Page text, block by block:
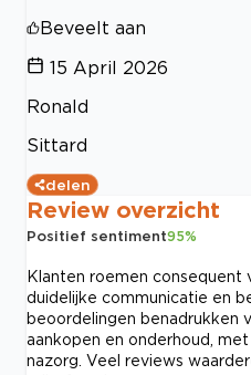
Beveelt aan
15 April 2026
Ronald
Sittard
delen
Review overzicht
Positief sentiment95%
Klanten roemen consequent
duidelijke communicatie en
beoordelingen benadrukken
aankopen en onderhoud,
nazorg. Veel reviews